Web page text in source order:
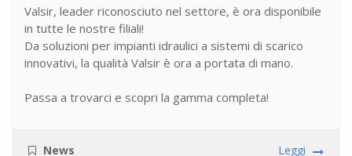
Valsir, leader riconosciuto nel settore, è ora disponibile
in tutte le nostre filiali!
Da soluzioni per impianti idraulici a sistemi di scarico
innovativi, la qualità Valsir è ora a portata di mano.
Passa a trovarci e scopri la gamma completa!
News Leggi